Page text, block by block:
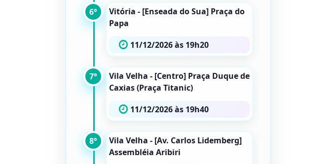
6°
Vitória - [Enseada do Sua] Praça do
Papa
11/12/2026 às 19h20
7°
Vila Velha - [Centro] Praça Duque de
Caxias (Praça Titanic)
11/12/2026 às 19h40
8°
Vila Velha - [Av. Carlos Lidemberg]
Assembléia Aribiri